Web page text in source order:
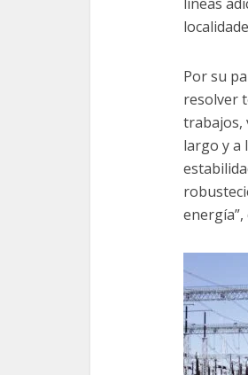
Por su
resolver
trabajos,
largo y a
energía”,